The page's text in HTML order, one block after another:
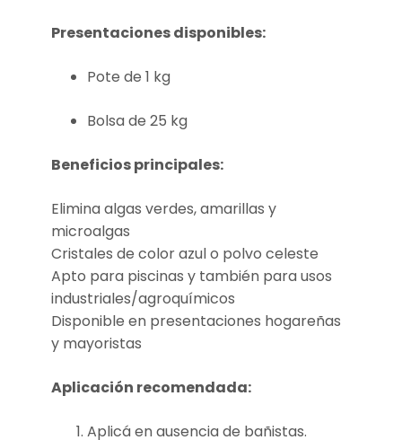
Presentaciones disponibles:
Pote de 1 kg
Bolsa de 25 kg
Beneficios principales:
Elimina algas verdes, amarillas y
microalgas
Cristales de color azul o polvo celeste
Apto para piscinas y también para usos
industriales/agroquímicos
Disponible en presentaciones hogareñas
y mayoristas
Aplicación recomendada:
Aplicá en ausencia de bañistas.